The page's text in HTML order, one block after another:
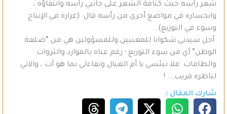
شعر رأسه حيث كثافة الشعر على جانبي رأسه وانتفاؤه ،
وانحساره في مواضع أخرى من رأسه قال: (غزارة في الإنتاج
وسوء في التوزيع)..
أجل سيدتي شكوانا للمعنيين وللمسؤولين هي من “صلعة
الوطن” أي من سوء التوزيع ؛ رغم غناه بالموارد والثروات
والطاقات. فلا تيئسي يا أم العيال وتفاءلي بما هو آت ، والآتي
لناظره قريب…..!
شارك المقال :